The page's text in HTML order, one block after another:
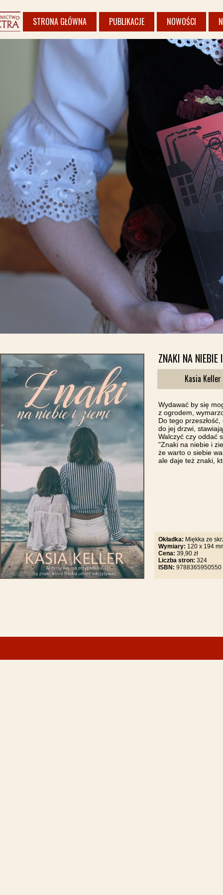
ZNAKI NA NIEBIE
Kasia Keller
Okładka: Miękka ze
Wymiary: 120 x
Cena: 39,90 zł
Liczba stron: 324
ISBN: 9788365950550
Wydawać by się
z ogrodem,
Do tego
do jej drzwi,
Walczyć czy oddać
"Znaki na niebie i
że warto o siebie
ale daje też znaki,
STRONA GŁÓWNA PUBLIKACJE
KSIĄŻKI
ALBUMY I PRZEWODNIKI
POEZJA
PUBLIKACJE ZLECONE
NOWOŚCI